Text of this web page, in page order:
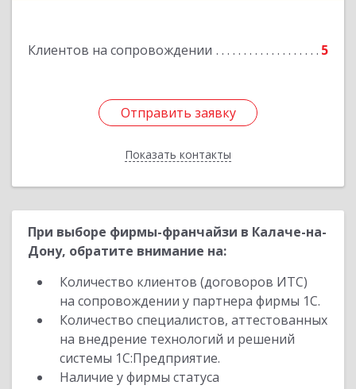
Клиентов на сопровождении 5
Отправить заявку
Показать контакты
Отправить заявку
Назад
При выборе фирмы-франчайзи в Калаче-на-
Дону, обратите внимание на:
Количество клиентов (договоров ИТС)
на сопровождении у партнера фирмы 1С.
Количество специалистов, аттестованных
на внедрение технологий и решений
системы 1С:Предприятие.
Наличие у фирмы статуса